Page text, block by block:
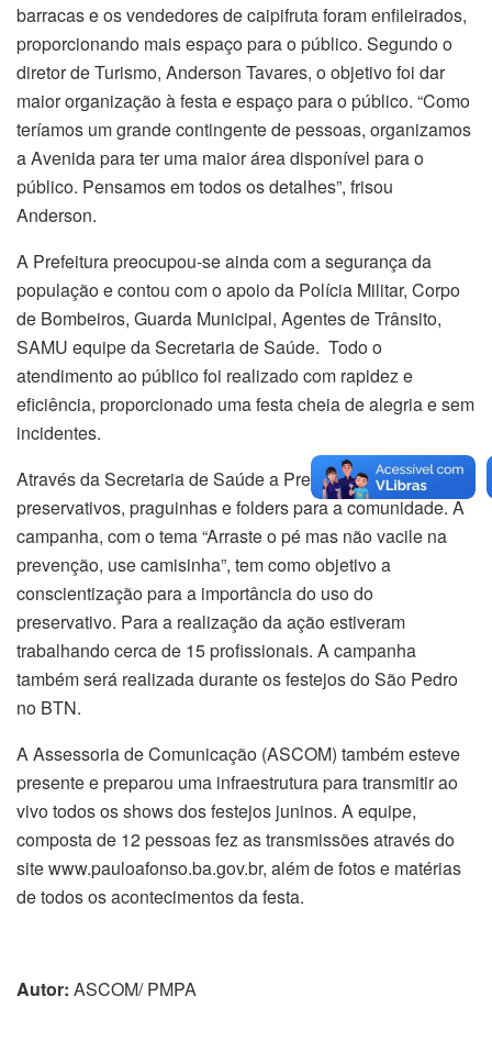
barracas e os vendedores de caipifruta foram enfileirados,
proporcionando mais espaço para o público. Segundo o
diretor de Turismo, Anderson Tavares, o objetivo foi dar
maior organização à festa e espaço para o público. “Como
teríamos um grande contingente de pessoas, organizamos
a Avenida para ter uma maior área disponível para o
público. Pensamos em todos os detalhes”, frisou
Anderson.
A Prefeitura preocupou-se ainda com a segurança da
população e contou com o apoio da Polícia Militar, Corpo
de Bombeiros, Guarda Municipal, Agentes de Trânsito,
SAMU equipe da Secretaria de Saúde. Todo o
atendimento ao público foi realizado com rapidez e
eficiência, proporcionado uma festa cheia de alegria e sem
incidentes.
Através da Secretaria de Saúde a Prefeitura distribuiu
preservativos, praguinhas e folders para a comunidade. A
campanha, com o tema “Arraste o pé mas não vacile na
prevenção, use camisinha”, tem como objetivo a
conscientização para a importância do uso do
preservativo. Para a realização da ação estiveram
trabalhando cerca de 15 profissionais. A campanha
também será realizada durante os festejos do São Pedro
no BTN.
A Assessoria de Comunicação (ASCOM) também esteve
presente e preparou uma infraestrutura para transmitir ao
vivo todos os shows dos festejos juninos. A equipe,
composta de 12 pessoas fez as transmissões através do
site www.pauloafonso.ba.gov.br, além de fotos e matérias
de todos os acontecimentos da festa.
Autor: ASCOM/ PMPA